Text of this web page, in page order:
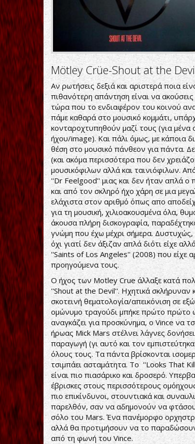
Mötley Crüe-Shout at the
Αν ρωτήσεις δεξιά και αριστερά ποια
πιθανότερη απάντηση είναι να
τώρα που το ενδιαφέρον του κοινού
πάμε καθαρά στο μουσικό κομμάτι,
κονταροχτυπηθούν μαζί τους (για
ήχου/image). Και πάλι όμως, με κάποια
θέση στο μουσικό πάνθεον για πάντα.
(και ακόμα περισσότερα που δεν
μουσικόφιλων αλλά και ταινιόφιλων.
''Dr Feelgood'' μιας και δεν ήταν απλά
και από τον σκληρό ήχο χάρη σε μια
ελάχιστα στον αριθμό όπως απο
για τη μουσική, χιλιοακουσμένα όλα,
άκουσα πλήρη δισκογραφία,
γνώμη που έχω μέχρι σήμερα.
όχι γιατί δεν άξιζαν απλά διότι είχε
''Saints of Los Angeles'' (2008) που είχε
προηγούμενα τους.
Ο ήχος των Motley Crue άλλαξε κατά
''Shout at the Devil''. Ηχητικά σκλήρυναν
σκοτεινή θεματολογία/απεικόνιση σε
ομώνυμο τραγούδι μπήκε πρώτο πρώτο
αναγκάζει για προσκύνημα, ο Vince να
ήρωας Mick Mars στέλνει λάγνες
παραγωγή (γι αυτό και τον
όλους τους. Τα πάντα βρίσκονται
τσιμπάει ασταμάτητα. Το ''Looks That
είναι πιο πιασάρικο και δροσερό.
έβρισκες στους περισσότερους
πιο επικίνδυνοι, στουντιακά και
παρελθόν, σαν να αδημονούν να
σόλο του Mars. Ένα πανέμορφο
αλλά θα προτιμήσουν να το παραδώσουν
από τη φωνή του Vince.